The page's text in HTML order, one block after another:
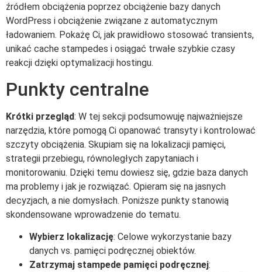
źródłem obciążenia poprzez obciążenie bazy danych
WordPress i obciążenie związane z automatycznym
ładowaniem. Pokażę Ci, jak prawidłowo stosować transients,
unikać cache stampedes i osiągać trwałe szybkie czasy
reakcji dzięki optymalizacji hostingu.
Punkty centralne
Krótki przegląd: W tej sekcji podsumowuję najważniejsze
narzędzia, które pomogą Ci opanować transyty i kontrolować
szczyty obciążenia. Skupiam się na lokalizacji pamięci,
strategii przebiegu, równoległych zapytaniach i
monitorowaniu. Dzięki temu dowiesz się, gdzie baza danych
ma problemy i jak je rozwiązać. Opieram się na jasnych
decyzjach, a nie domysłach. Poniższe punkty stanowią
skondensowane wprowadzenie do tematu.
Wybierz lokalizację: Celowe wykorzystanie bazy
danych vs. pamięci podręcznej obiektów.
Zatrzymaj stampede pamięci podręcznej: